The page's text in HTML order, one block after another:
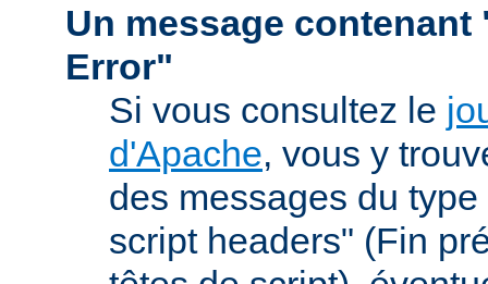
Un message contenant
Error"
Si vous consultez le
d'Apache, vous y
des messages du
script headers" (Fin